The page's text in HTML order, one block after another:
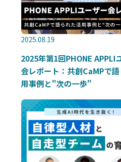
2025.08.19
2025年第1回PHONE APPLI
会レポート：共創CaMPで
用事例と"次の一歩"